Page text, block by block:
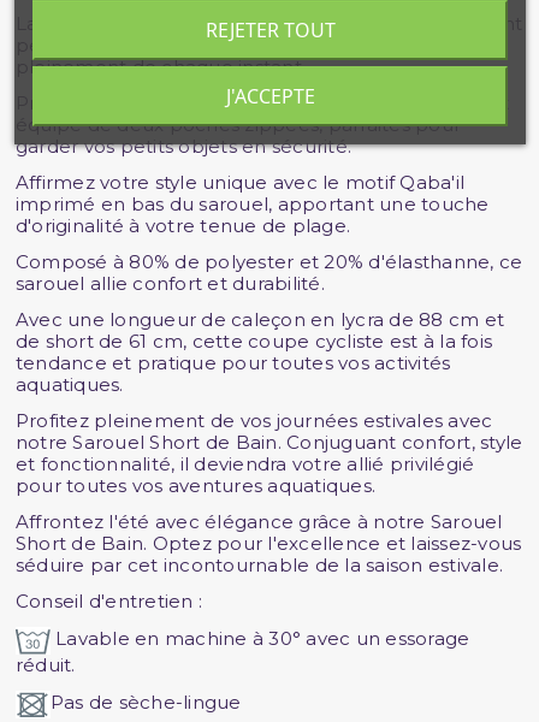
La taille élastiquée avec cordon assure un ajustement
personnalisé pour que vous puissiez profiter
pleinement de chaque instant.
Pratique et fonctionnel, ce Sarouel Short de Bain est
équipé de deux poches zippées, parfaites pour
garder vos petits objets en sécurité.
Affirmez votre style unique avec le motif Qaba'il
imprimé en bas du sarouel, apportant une touche
d'originalité à votre tenue de plage.
Composé à 80% de polyester et 20% d'élasthanne, ce
sarouel allie confort et durabilité.
Avec une longueur de caleçon en lycra de 88 cm et
de short de 61 cm, cette coupe cycliste est à la fois
tendance et pratique pour toutes vos activités
aquatiques.
Profitez pleinement de vos journées estivales avec
notre Sarouel Short de Bain. Conjuguant confort, style
et fonctionnalité, il deviendra votre allié privilégié
pour toutes vos aventures aquatiques.
Affrontez l'été avec élégance grâce à notre Sarouel
Short de Bain. Optez pour l'excellence et laissez-vous
séduire par cet incontournable de la saison estivale.
Conseil d'entretien :
Lavable en machine à 30° avec un essorage
réduit.
Pas de sèche-lingue
REJETER TOUT
J'ACCEPTE